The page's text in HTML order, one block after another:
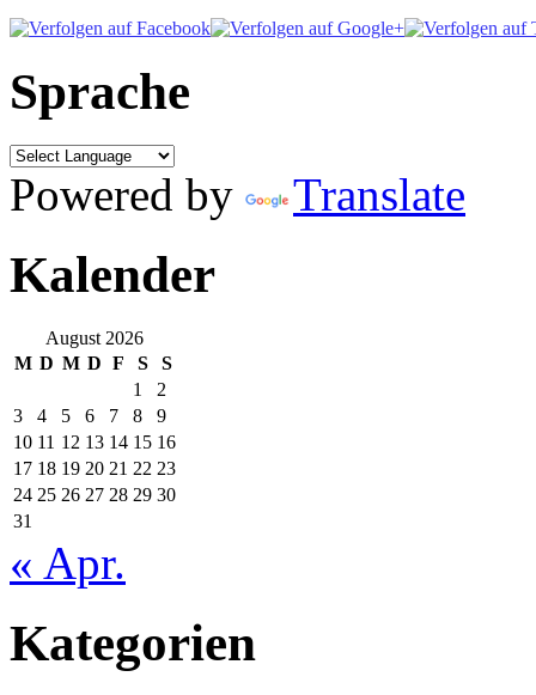
Sprache
Powered by Translate
Kalender
August 2026
M D M D F S
S
1
2
3
4 5 6 7 8
9
10 11 12 13 14 15 16
17 18 19 20 21 22 23
24 25 26 27 28 29 30
31
« Apr.
Kategorien